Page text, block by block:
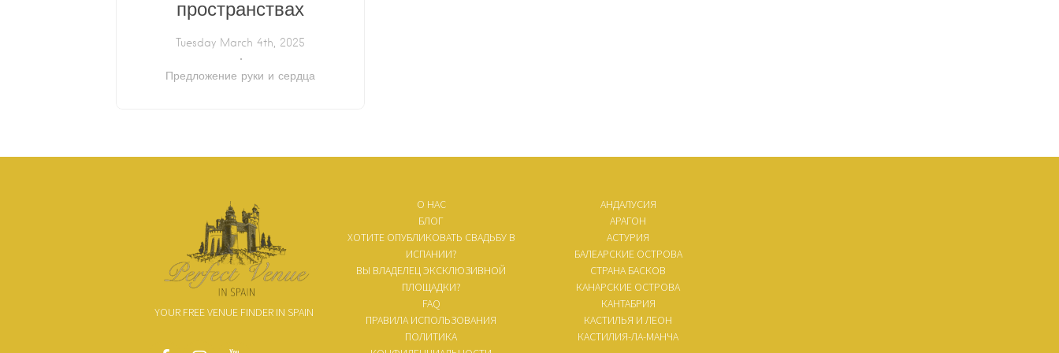
пространствах
Tuesday March 4th, 2025
Предложение руки и сердца
YOUR FREE VENUE FINDER IN SPAIN
О НАС
БЛОГ
ХОТИТЕ ОПУБЛИКОВАТЬ СВАДЬБУ В
ИСПАНИИ?
ВЫ ВЛАДЕЛЕЦ ЭКСКЛЮЗИВНОЙ
ПЛОЩАДКИ?
FAQ
ПРАВИЛА ИСПОЛЬЗОВАНИЯ
ПОЛИТИКА
АНДАЛУСИЯ
АРАГОН
АСТУРИЯ
БАЛЕАРСКИЕ ОСТРОВА
СТРАНА БАСКОВ
КАНАРСКИЕ ОСТРОВА
КАНТАБРИЯ
КАСТИЛЬЯ И ЛЕОН
КАСТИЛИЯ-ЛА-МАНЧА